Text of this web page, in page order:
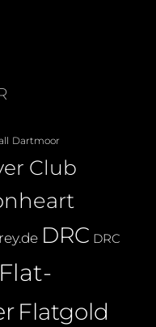
Dartmoor
Club
DRC DRC
Flat-
Flatgold